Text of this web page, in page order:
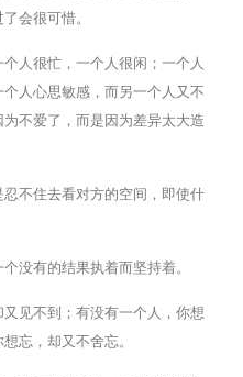
会很可惜。
人很忙，一个人很闲；一个人
人心思敏感，而另一个人又不
不爱了，而是因为差异太大造
不住去看对方的空间，即使什
没有的结果执着而坚持着。
见不到；有没有一个人，你想
忘，却又不舍忘。